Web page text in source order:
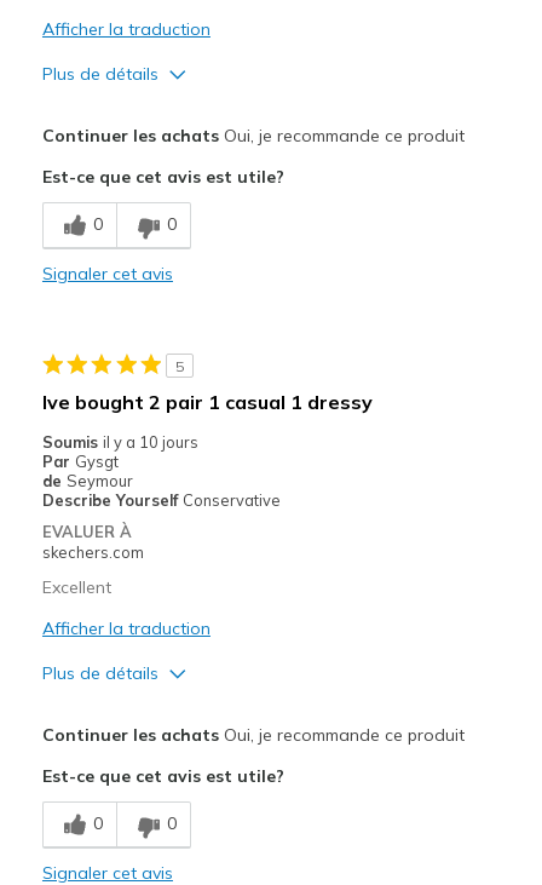
Afficher la traduction
Plus de détails
Comfortable
Durable
Casual Wear
Travel
Width
Sizing
View On Shoes
Continuer les achatsOui, je recommande ce produit
Est-ce que cet avis est utile?
0 0
Signaler cet avis
5
Ive bought 2 pair 1 casual 1 dressy
Soumis il y a 10 jours
Par Gysgt
de Seymour
Describe Yourself Conservative
EVALUER À
skechers.com
Excellent
Afficher la traduction
Plus de détails
Breathe Well
Comfortable
Continuer les achatsOui, je recommande ce produit
Est-ce que cet avis est utile?
0 0
Signaler cet avis